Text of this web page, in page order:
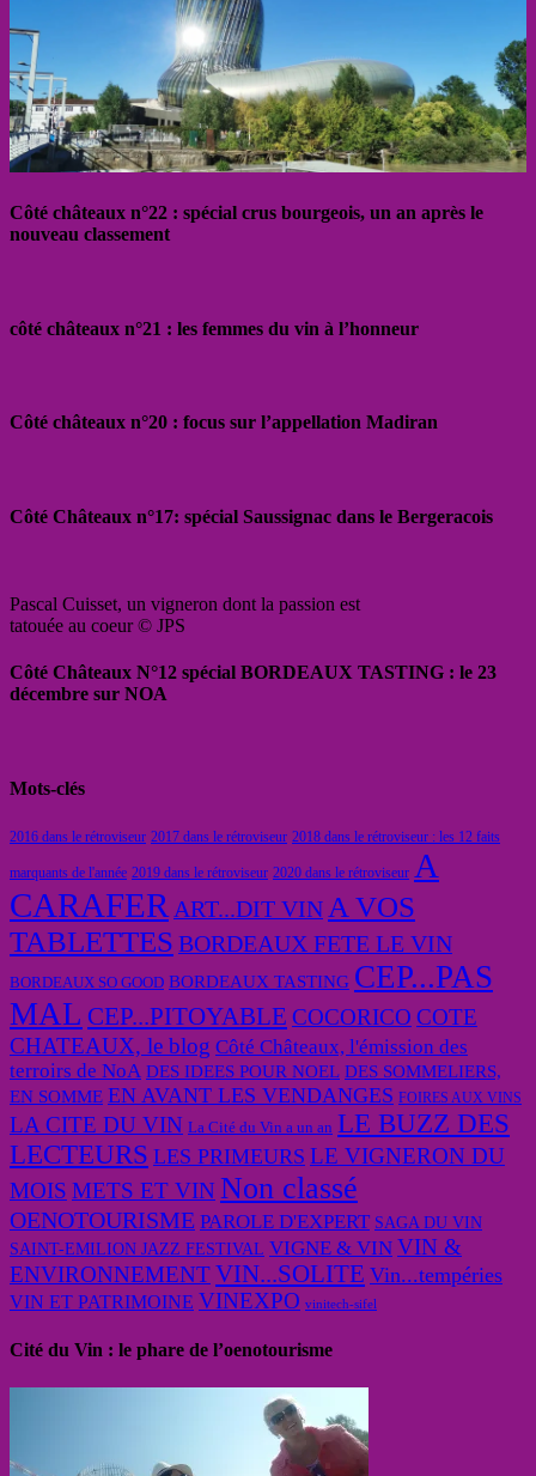
Côté châteaux n°22 : spécial crus bourgeois, un an après le
nouveau classement
côté châteaux n°21 : les femmes du vin à l’honneur
Côté châteaux n°20 : focus sur l’appellation Madiran
Côté Châteaux n°17: spécial Saussignac dans le Bergeracois
Pascal Cuisset, un vigneron dont la passion est
tatouée au coeur © JPS
Côté Châteaux N°12 spécial BORDEAUX TASTING : le 23
décembre sur NOA
Mots-clés
2016 dans le rétroviseur 2017 dans le rétroviseur 2018 dans le rétroviseur : les 12 faits
marquants de l'année 2019 dans le rétroviseur 2020 dans le rétroviseur A
CARAFER ART...DIT VIN A VOS
TABLETTES BORDEAUX FETE LE VIN
BORDEAUX SO GOOD BORDEAUX TASTING CEP...PAS
MAL CEP...PITOYABLE COCORICO COTE
CHATEAUX, le blog Côté Châteaux, l'émission des
terroirs de NoA DES IDEES POUR NOEL DES SOMMELIERS,
EN SOMME EN AVANT LES VENDANGES FOIRES AUX VINS
LA CITE DU VIN La Cité du Vin a un an LE BUZZ DES
LECTEURS LES PRIMEURS LE VIGNERON DU
MOIS METS ET VIN Non classé
OENOTOURISME PAROLE D'EXPERT SAGA DU VIN
SAINT-EMILION JAZZ FESTIVAL VIGNE & VIN VIN &
ENVIRONNEMENTVIN...SOLITE Vin...tempéries
VIN ET PATRIMOINE VINEXPO vinitech-sifel
Cité du Vin : le phare de l’oenotourisme